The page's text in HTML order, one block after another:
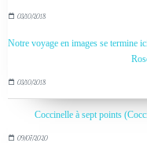
03/10/2018
Notre voyage en images se termine
03/10/2018
Coccinelle à sept points
09/07/2020